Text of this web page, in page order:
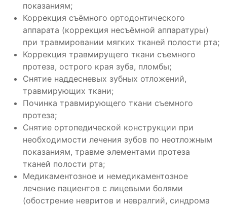
показаниям;
Коррекция съёмного ортодонтического
аппарата (коррекция несъёмной аппаратуры)
при травмировании мягких тканей полости рта;
Коррекция травмирущего ткани съемного
протеза, острого края зуба, пломбы;
Снятие наддесневых зубных отложений,
травмирующих ткани;
Починка травмирующего ткани съемного
протеза;
Снятие ортопедической конструкции при
необходимости лечения зубов по неотложным
показаниям, травме элементами протеза
тканей полости рта;
Медикаментозное и немедикаментозное
лечение пациентов с лицевыми болями
(обострение невритов и невралгий, синдрома